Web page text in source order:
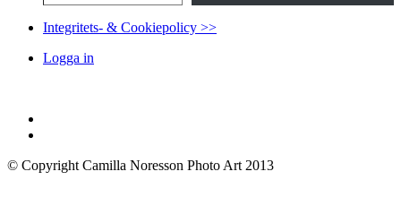
Integritets- & Cookiepolicy >>
Logga in
© Copyright Camilla Noresson Photo Art 2013